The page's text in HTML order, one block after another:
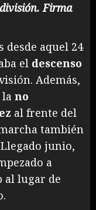
Firma
desde aquel 24
el descenso
Además,
la no
al frente del
también
junio,
a
al lugar de